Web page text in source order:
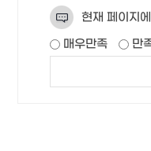
현재 페이지
매우만족
만